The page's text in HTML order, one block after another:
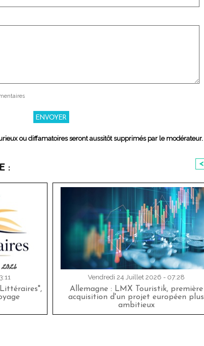
ou diffamatoires seront aussitôt supprimés par le modérateur.
: <
Vendredi 24 Juillet 2026 - 07:28
Allemagne : LMX Touristik, première
acquisition d'un projet européen plus
ambitieux